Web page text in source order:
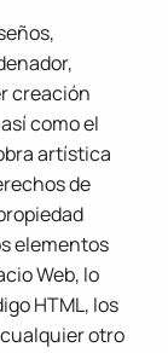
creación
como el
artística
de
elementos
Web, lo
HTML, los
otro